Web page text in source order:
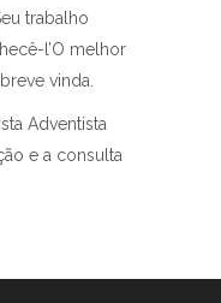
trabalho
l’O melhor
vinda.
Adventista
e a consulta